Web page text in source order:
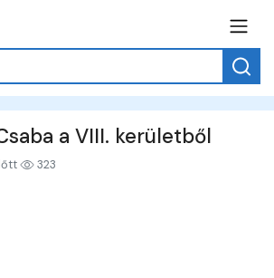
a VIII. kerületből
323